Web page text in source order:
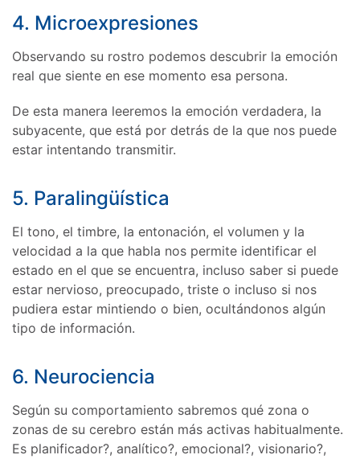
4. Microexpresiones
Observando su rostro podemos descubrir la emoción
real que siente en ese momento esa persona.
De esta manera leeremos la emoción verdadera, la
subyacente, que está por detrás de la que nos puede
estar intentando transmitir.
5. Paralingüística
El tono, el timbre, la entonación, el volumen y la
velocidad a la que habla nos permite identificar el
estado en el que se encuentra, incluso saber si puede
estar nervioso, preocupado, triste o incluso si nos
pudiera estar mintiendo o bien, ocultándonos algún
tipo de información.
6. Neurociencia
Según su comportamiento sabremos qué zona o
zonas de su cerebro están más activas habitualmente.
Es planificador?, analítico?, emocional?, visionario?,